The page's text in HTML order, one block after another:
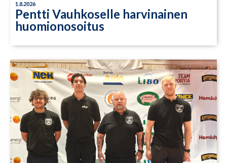
1.8.2026
Pentti Vauhkoselle harvinainen
huomionosoitus